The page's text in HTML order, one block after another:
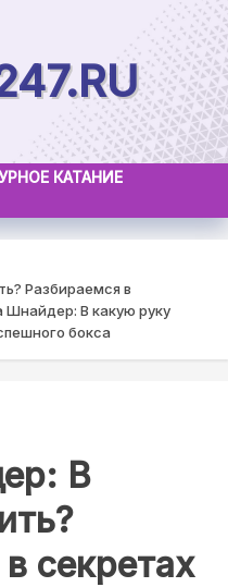
КАТАНИЕ
Разбираемся в
Шнайдер: В какую руку
бокса
В
секретах